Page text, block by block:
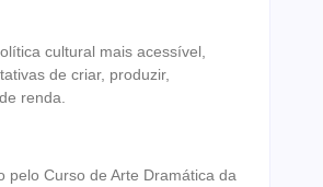
cultural mais acessível,
de criar, produzir,
renda.
pelo Curso de Arte Dramática da